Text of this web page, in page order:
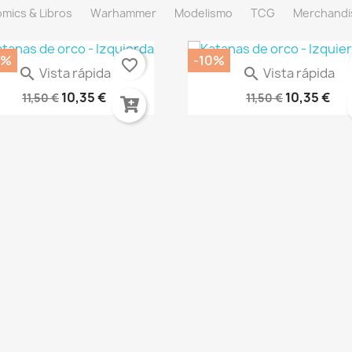
& Libros Warhammer Modelismo TCG
 Vista rápida
SEMIBRILLANTE EN...
11,50 € 10,35 €
favorite_border  Vista rápida
SPRAY COLOR ARMADURA
11,50 € 10,35 €
-10%